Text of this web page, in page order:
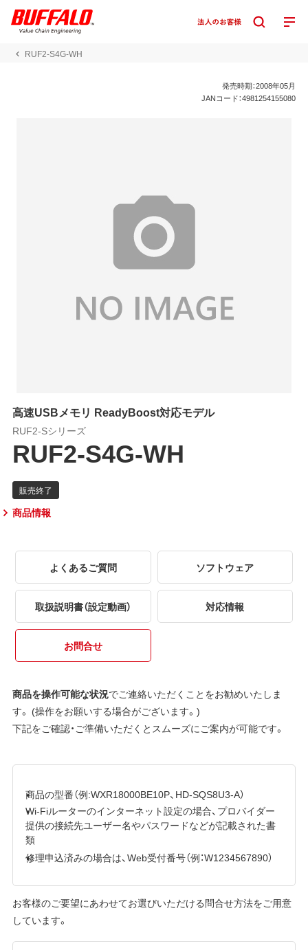
RUF2-S4G-WH
発売時期：2008年05月
JANコード：4981254155080
高速USBメモリ ReadyBoost対応モデル
RUF2-Sシリーズ
RUF2-S4G-WH
商品情報
よくあるご質問 ソフトウェア
取扱説明書（設定動画） 対応情報
お問合せ
商品を操作可能な状況でご連絡いただくことをお勧めいたしま
す。 (操作をお願いする場合がございます。)
下記をご確認・ご準備いただくとスムーズにご案内が可能です。
商品の型番（例:WXR18000BE10P、HD-SQS8U3-A）
Wi-Fiルーターのインターネット設定の場合、プロバイダー
提供の接続先ユーザー名やパスワードなどが記載された書
類
修理申込済みの場合は、Web受付番号（例：W1234567890）
お客様のご要望にあわせてお選びいただける問合せ方法をご用意
しています。